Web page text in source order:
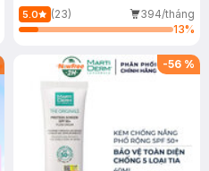
(Mới)
5.0 (23)
394/tháng
13%
-56 %